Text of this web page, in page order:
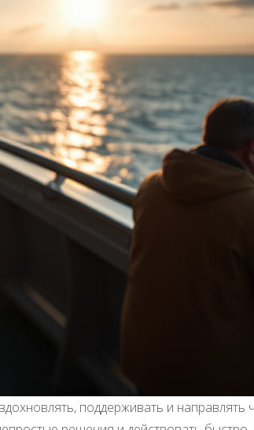
поддерживать и направлять